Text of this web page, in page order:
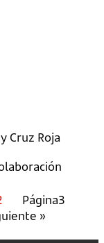
Cruz Roja
Página3
»